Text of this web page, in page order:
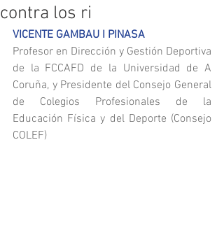
contra los ri
VICENTE GAMBAU I PINASA
Profesor en Dirección y Gestión Deportiva
de la FCCAFD de la Universidad de A
Coruña, y Presidente del Consejo General
de Colegios Profesionales de la
Educación Física y del Deporte (Consejo
COLEF)